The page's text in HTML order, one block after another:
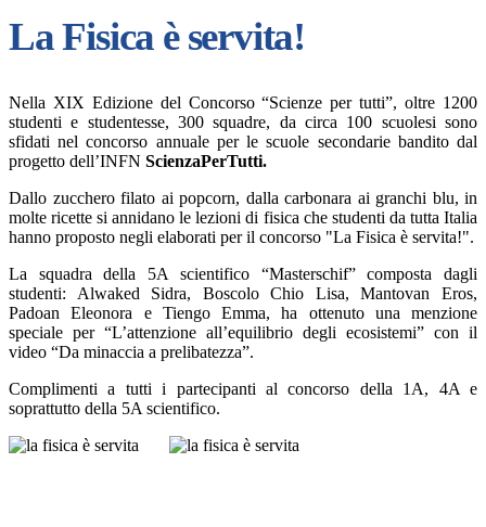
La Fisica è servita!
Nella XIX Edizione del Concorso “Scienze per tutti”, oltre 1200
studenti e studentesse, 300 squadre, da circa 100 scuolesi sono
sfidati nel concorso annuale per le scuole secondarie bandito dal
progetto dell’INFN ScienzaPerTutti.
Dallo zucchero filato ai popcorn, dalla carbonara ai granchi blu, in
molte ricette si annidano le lezioni di fisica che studenti da tutta Italia
hanno proposto negli elaborati per il concorso "La Fisica è servita!".
La squadra della 5A scientifico “Masterschif” composta dagli
studenti: Alwaked Sidra, Boscolo Chio Lisa, Mantovan Eros,
Padoan Eleonora e Tiengo Emma, ha ottenuto una menzione
speciale per “L’attenzione all’equilibrio degli ecosistemi” con il
video “Da minaccia a prelibatezza”.
Complimenti a tutti i partecipanti al concorso della 1A, 4A e
soprattutto della 5A scientifico.